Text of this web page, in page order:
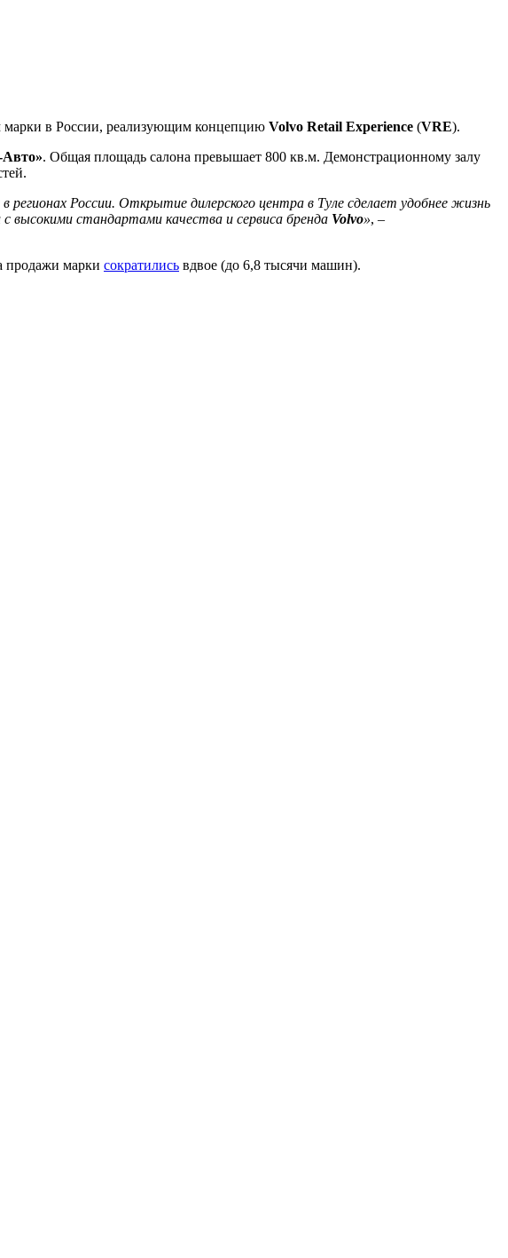
марки в России, реализующим концепцию Volvo Retail Experience (VRE).
Авто». Общая площадь салона превышает 800 кв.м. Демонстрационному залу
регионах России. Открытие дилерского центра в Туле сделает удобнее жизнь
высокими стандартами качества и сервиса бренда Volvo», –
продажи марки сократились вдвое (до 6,8 тысячи машин).